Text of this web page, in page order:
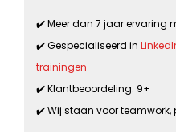
✔️ Meer dan 7 jaar ervaring
✔️ Gespecialiseerd in
trainingen
✔️ Klantbeoordeling: 9+
✔️ Wij staan voor teamwork,